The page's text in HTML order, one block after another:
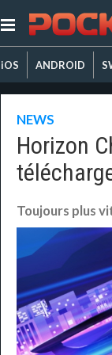
iOS ANDROID
NEWS
Horizon
Toujours plus